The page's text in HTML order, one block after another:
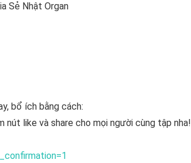
Sẻ Nhật Organ
bổ ích bằng cách:
like và share cho mọi người cùng tập nha!